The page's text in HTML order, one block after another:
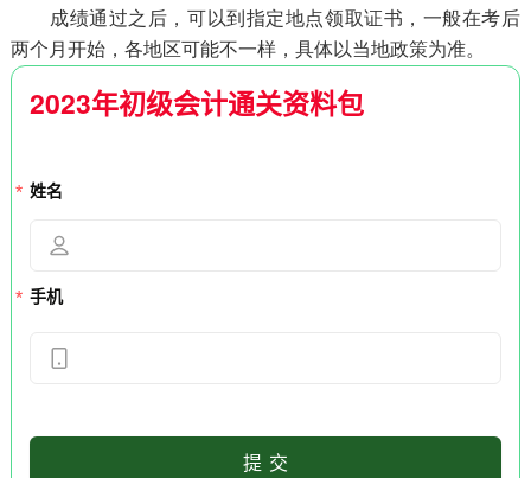
成绩通过之后，可以到指定地点领取证书，一般在考后
两个月开始，各地区可能不一样，具体以当地政策为准。